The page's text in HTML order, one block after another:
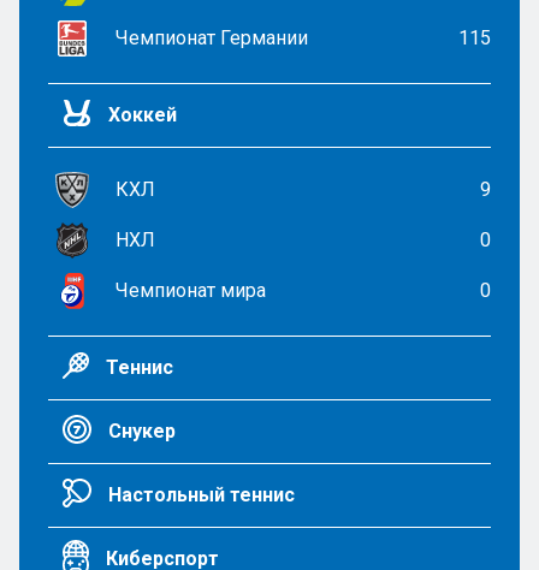
Чемпионат Германии 115
Хоккей
КХЛ 9
НХЛ 0
Чемпионат мира 0
Теннис
Снукер
Настольный теннис
Киберспорт